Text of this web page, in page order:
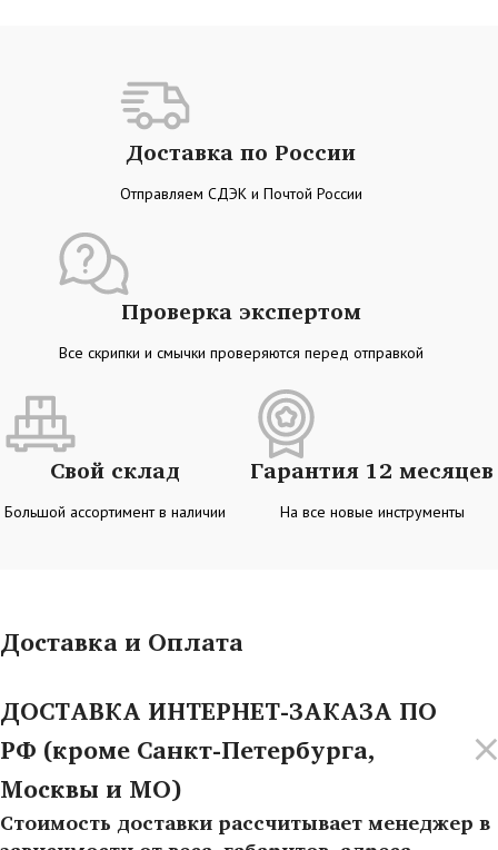
Доставка по России
Отправляем СДЭК и Почтой России
Проверка экспертом
Все скрипки и смычки проверяются перед отправкой
Свой склад
Большой ассортимент в наличии
Гарантия 12 месяцев
На все новые инструменты
Доставка и Оплата
ДОСТАВКА ИНТЕРНЕТ-ЗАКАЗА ПО
РФ (кроме Санкт-Петербурга,
Москвы и МО)
Стоимость доставки рассчитывает менеджер в